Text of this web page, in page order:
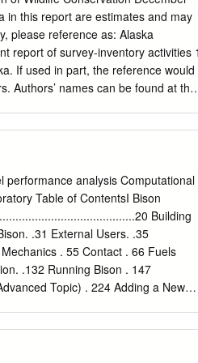
winter, but subsequent calving
of the year, whereas elk
for mid-elevations and against steep
in summer; and for Subalpine
in Pine-spruce during late winter,
in this report are estimates and may
please reference as: Alaska
report of survey-inventory activities
If used in part, the reference would
Authors’ names can be found at the
Alaska but were extirpated by
Territorial Legislature, the US
Thirty-one muskoxen were
1935–1936, as a first step toward
grew slowly until
The first hunting season was
400 and 750 animals,
harvest regimes.
performance analysis Computational
Table of ContentsI Bison
Building
.31 External Users. .35
. 55 Contact . 66 Fuels
.132 Running Bison . 147
Topic) . 224 Adding a New